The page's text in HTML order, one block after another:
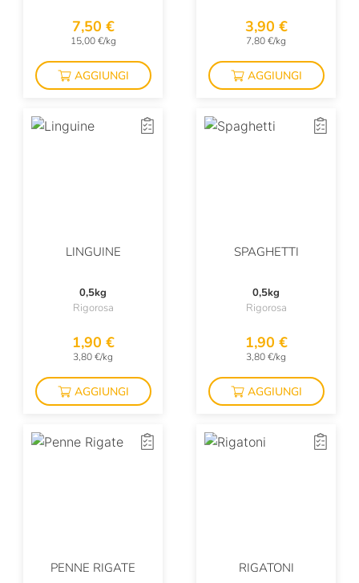
7,50 €
15,00 €/kg
AGGIUNGI
3,90 €
7,80 €/kg
AGGIUNGI
LINGUINE
0,5kg
Rigorosa
1,90 €
3,80 €/kg
AGGIUNGI
SPAGHETTI
0,5kg
Rigorosa
1,90 €
3,80 €/kg
AGGIUNGI
PENNE RIGATE RIGATONI